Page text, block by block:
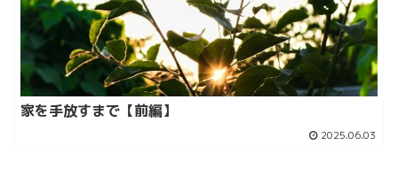
家を手放すまで【前編】
2025.06.03